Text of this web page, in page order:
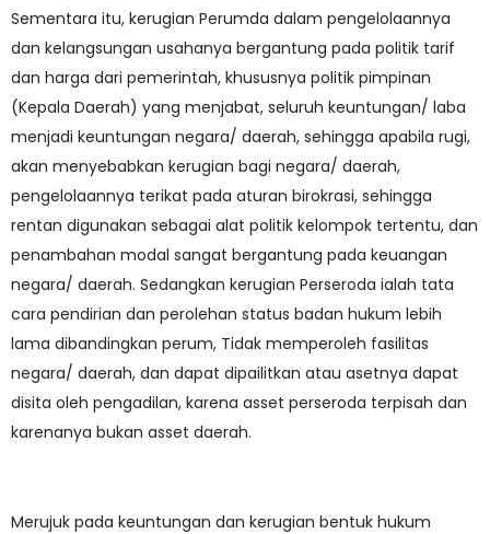
Sementara itu, kerugian Perumda dalam pengelolaannya
dan kelangsungan usahanya bergantung pada politik tarif
dan harga dari pemerintah, khususnya politik pimpinan
(Kepala Daerah) yang menjabat, seluruh keuntungan/ laba
menjadi keuntungan negara/ daerah, sehingga apabila rugi,
akan menyebabkan kerugian bagi negara/ daerah,
pengelolaannya terikat pada aturan birokrasi, sehingga
rentan digunakan sebagai alat politik kelompok tertentu, dan
penambahan modal sangat bergantung pada keuangan
negara/ daerah. Sedangkan kerugian Perseroda ialah tata
cara pendirian dan perolehan status badan hukum lebih
lama dibandingkan perum, Tidak memperoleh fasilitas
negara/ daerah, dan dapat dipailitkan atau asetnya dapat
disita oleh pengadilan, karena asset perseroda terpisah dan
karenanya bukan asset daerah.
Merujuk pada keuntungan dan kerugian bentuk hukum